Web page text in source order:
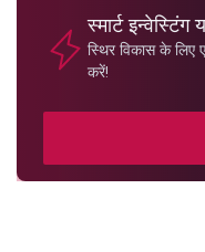
स्मार्ट इन्वेस्टिंग
स्थिर विकास के
करें!